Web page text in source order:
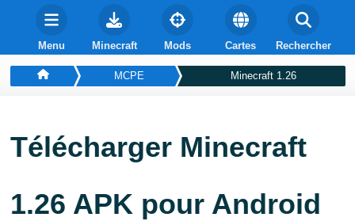
Menu Minecraft Mods Cartes Rechercher
MCPE Minecraft 1.26
Télécharger Minecraft
1.26 APK pour Android